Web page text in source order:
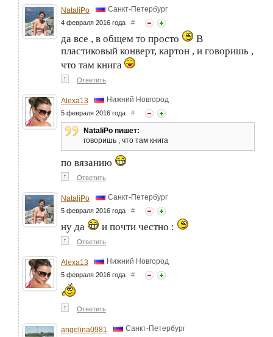
NataliPo Санкт-Петербург
4 февраля 2016 года #
да все , в общем то просто
В
пластиковый конверт, картон , и говоришь ,
что там книга
↑ Ответить
Alexa13 Нижний Новгород
5 февраля 2016 года #
NataliPo пишет:
говоришь , что там книга
по вязанию
↑ Ответить
NataliPo Санкт-Петербург
5 февраля 2016 года #
ну да и почти честно :
↑ Ответить
Alexa13 Нижний Новгород
5 февраля 2016 года #
↑ Ответить
angelina0981 Санкт-Петербург